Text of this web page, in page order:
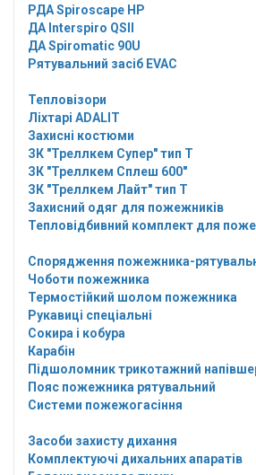
РДА Spiroscape HP
ДА Interspiro QSII
ДА Spiromatic 90U
Рятувальний засіб EVAC
Тепловізори
Ліхтарі ADALIT
Захисні костюми
ЗК "Треллкем Супер" тип Т
ЗК "Треллкем Сплеш 600"
ЗК "Треллкем Лайт" тип Т
Захисний одяг для пожежників
Тепловідбивний комплект для
Спорядження пожежника-
Чоботи пожежника
Термостійкий шолом пожежника
Рукавиці спеціальні
Сокира і кобура
Карабін
Підшоломник трикотажний
Пояс пожежника рятувальний
Системи пожежогасіння
Засоби захисту дихання
Комплектуючі дихальних апаратів